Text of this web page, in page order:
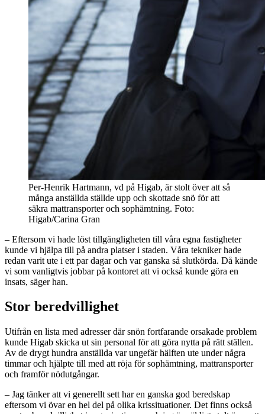
Per-Henrik Hartmann, vd på Higab, är stolt över att så
många anställda ställde upp och skottade snö för att
säkra mattransporter och sophämtning. Foto:
Higab/Carina Gran
– Eftersom vi hade löst tillgängligheten till våra egna fastigheter
kunde vi hjälpa till på andra platser i staden. Våra tekniker hade
redan varit ute i ett par dagar och var ganska så slutkörda. Då kände
vi som vanligtvis jobbar på kontoret att vi också kunde göra en
insats, säger han.
Stor beredvillighet
Utifrån en lista med adresser där snön fortfarande orsakade problem
kunde Higab skicka ut sin personal för att göra nytta på rätt ställen.
Av de drygt hundra anställda var ungefär hälften ute under några
timmar och hjälpte till med att röja för sophämtning, mattransporter
och framför nödutgångar.
– Jag tänker att vi generellt sett har en ganska god beredskap
eftersom vi övar en hel del på olika krissituationer. Det finns också